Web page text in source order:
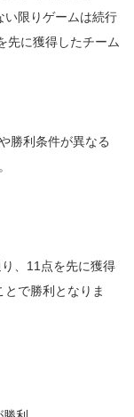
い限りゲームは続行
先に獲得したチーム
勝利条件が異なる
、11点を先に獲得
で勝利となりま